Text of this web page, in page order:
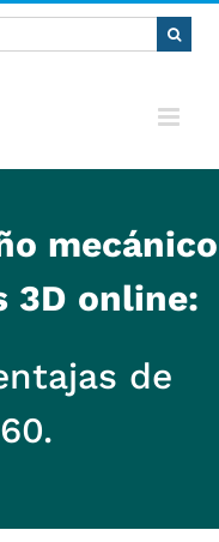
mecánico
3D online:
de